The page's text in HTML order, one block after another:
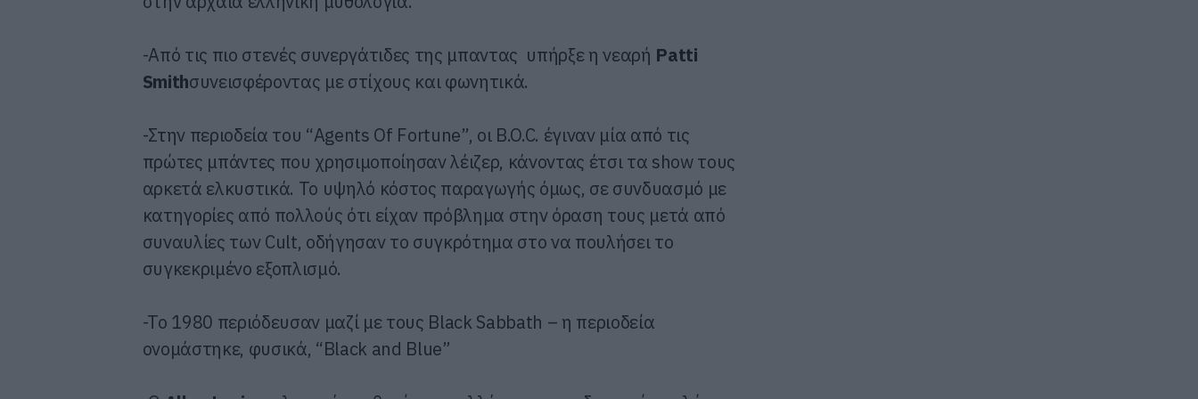
-Aπό τις πιο στενές συνεργάτιδες της μπαντας υπήρξε η νεαρή Patti
Smithσυνεισφέροντας με στίχους και φωνητικά.
-Στην περιοδεία του “Agents Of Fortune”, οι B.O.C. έγιναν μία από τις
πρώτες μπάντες που χρησιμοποίησαν λέιζερ, κάνοντας έτσι τα show τους
αρκετά ελκυστικά. Το υψηλό κόστος παραγωγής όμως, σε συνδυασμό με
κατηγορίες από πολλούς ότι είχαν πρόβλημα στην όραση τους μετά από
συναυλίες των Cult, οδήγησαν το συγκρότημα στο να πουλήσει το
συγκεκριμένο εξοπλισμό.
-To 1980 περιόδευσαν μαζί με τους Black Sabbath – η περιοδεία
ονομάστηκε, φυσικά, “Black and Blue”